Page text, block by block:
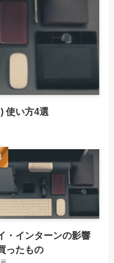
使い方4選
・インターンの影響
ったもの